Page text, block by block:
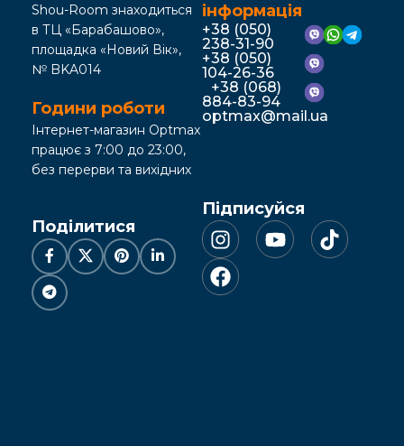
Shou-Room знаходиться
в ТЦ «Барабашово»,
площадка «Новий Вік»,
№ BKA014
Години роботи
Інтернет-магазин Optmax
працює з 7:00 до 23:00,
без перерви та вихідних
інформація
+38 (050)
238-31-90
+38 (050)
104-26-36
+38 (068)
884-83-94
optmax@mail.ua
Поділитися
Підписуйся